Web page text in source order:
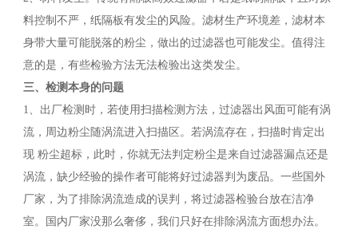
料控制不严，纸隔板有发尘的风险。滤材生产环境差，滤材本
身带大量可能脱落的粉尘，做出的过滤器也可能发尘。值得注
意的是，有些检验方法无法检验出这类发尘。
三、检测本身的问题
1、出厂检测时，若使用扫描检测方法，过滤器出风面可能有涡
流，周边粉尘随涡流进入扫描区。若涡流存在，扫描时肯定出
现 粉尘超标，此时，你就无法判定粉尘是来自过滤器漏点还是
涡流，缺少经验的操作者可能将好过滤器判为废品。一些国外
厂家，为了排除涡流造成的误判，将过滤器检验台放在洁净
室。国内厂家没那么奢侈，我们只好在排除涡流方面想办法。